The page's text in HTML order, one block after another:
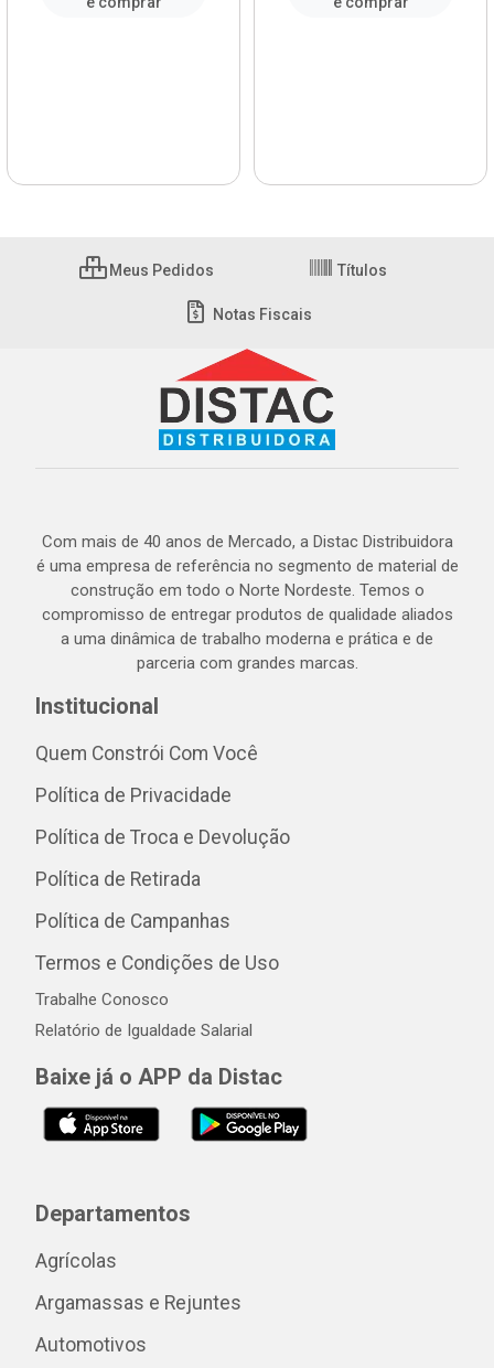
Meus Pedidos Títulos
Notas Fiscais
Com mais de 40 anos de Mercado, a Distac Distribuidora
é uma empresa de referência no segmento de material de
construção em todo o Norte Nordeste. Temos o
compromisso de entregar produtos de qualidade aliados
a uma dinâmica de trabalho moderna e prática e de
parceria com grandes marcas.
Institucional
Quem Constrói Com Você
Política de Privacidade
Política de Troca e Devolução
Política de Retirada
Política de Campanhas
Termos e Condições de Uso
Trabalhe Conosco
Relatório de Igualdade Salarial
Baixe já o APP da Distac
Departamentos
Agrícolas
Argamassas e Rejuntes
Automotivos